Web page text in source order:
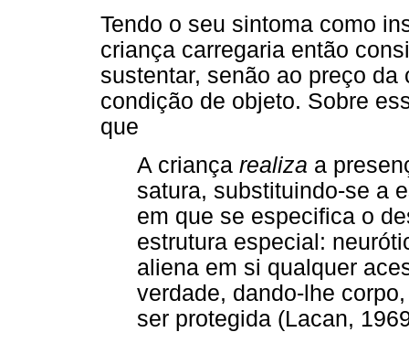
Tendo o seu sintoma como
criança carregaria então
sustentar, senão ao preço
condição de objeto. Sobre
que
A criança realiza a
satura, substituindo-se a
em que se especifica o
estrutura especial:
aliena em si qualquer
verdade, dando-lhe
ser protegida (Lacan,